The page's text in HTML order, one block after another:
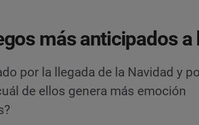
más anticipados a
por la llegada de la Navidad y
de ellos genera más emoción